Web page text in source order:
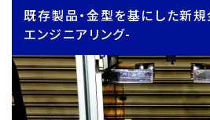
既存製品・金型を基にした新
エンジニアリング-